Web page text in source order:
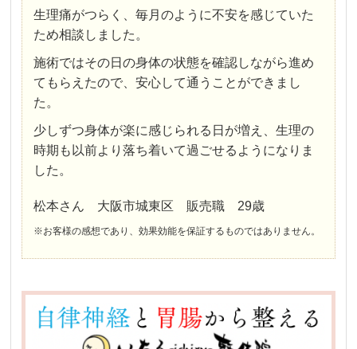
生理痛がつらく、毎月のように不安を感じていた
ため相談しました。
施術ではその日の身体の状態を確認しながら進め
てもらえたので、安心して通うことができまし
た。
少しずつ身体が楽に感じられる日が増え、生理の
時期も以前より落ち着いて過ごせるようになりま
した。
松本さん 大阪市城東区 販売職 29歳
※お客様の感想であり、効果効能を保証するものではありません。